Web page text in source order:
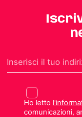
Ho letto
comunicazioni,